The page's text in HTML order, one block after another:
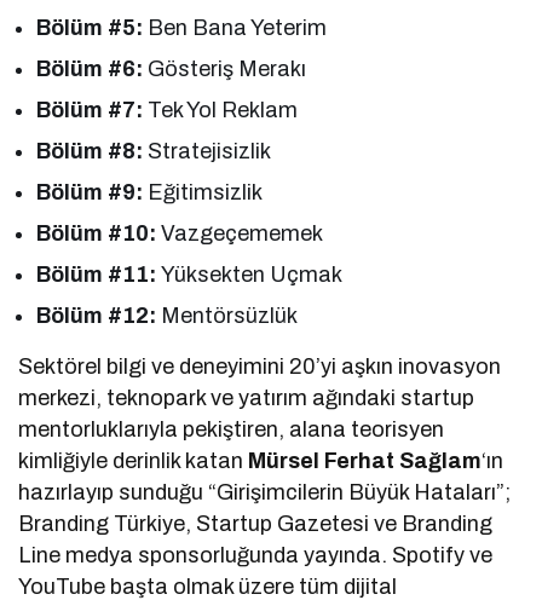
Bölüm #5: Ben Bana Yeterim
Bölüm #6: Gösteriş Merakı
Bölüm #7: Tek Yol Reklam
Bölüm #8: Stratejisizlik
Bölüm #9: Eğitimsizlik
Bölüm #10:Vazgeçememek
Bölüm #11:Yüksekten Uçmak
Bölüm #12: Mentörsüzlük
Sektörel bilgi ve deneyimini 20’yi aşkın inovasyon
merkezi, teknopark ve yatırım ağındaki startup
mentorluklarıyla pekiştiren, alana teorisyen
kimliğiyle derinlik katan Mürsel Ferhat Sağlam‘ın
hazırlayıp sunduğu “Girişimcilerin Büyük Hataları”;
Branding Türkiye, Startup Gazetesi ve Branding
Line medya sponsorluğunda yayında. Spotify ve
YouTube başta olmak üzere tüm dijital